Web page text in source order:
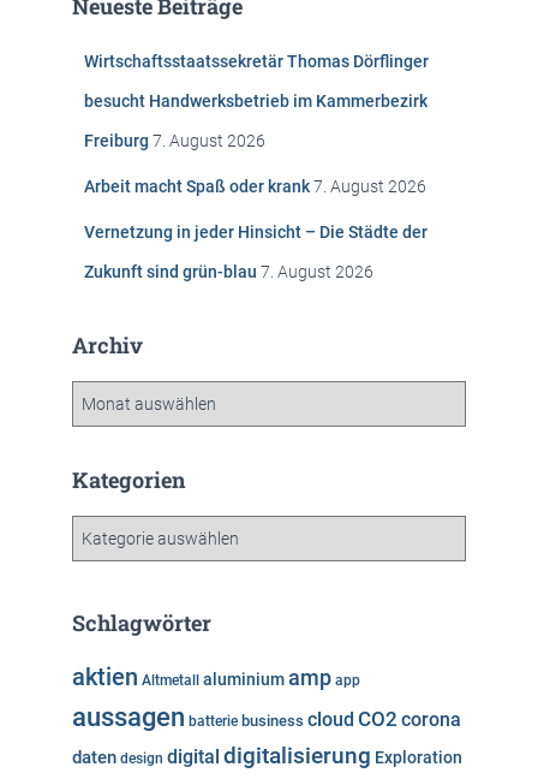
n
Neueste Beiträge
Wirtschaftsstaatssekretär Thomas Dörflinger
besucht Handwerksbetrieb im Kammerbezirk
Freiburg 7. August 2026
Arbeit macht Spaß oder krank7. August 2026
Vernetzung in jeder Hinsicht – Die Städte der
Zukunft sind grün-blau 7. August 2026
Archiv
h
Kategorien
g
r
i
n
Schlagwörter
aktien Altmetall aluminiumamp app
aussagen batterie business cloud CO2 corona
daten design digital digitalisierung Exploration